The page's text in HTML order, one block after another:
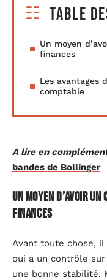
Table
Un moyen
finances
Les avantages
comptable
A lire en
bandes de Bollinger
Un moyen d’avoir
finances
Avant toute chose,
qui a un contrôle
une bonne stabilité.